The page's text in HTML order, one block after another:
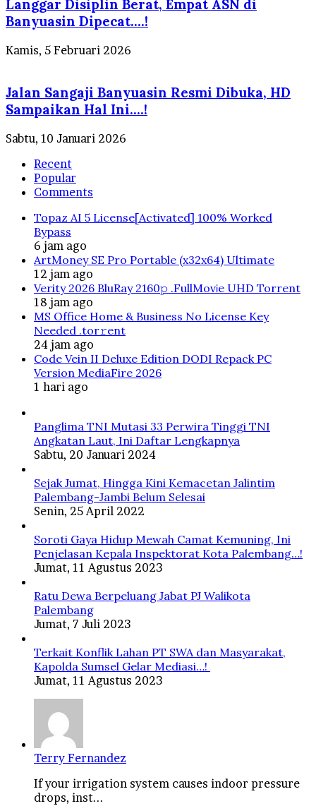
Langgar Disiplin Berat, Empat ASN di
Banyuasin Dipecat….!
Kamis, 5 Februari 2026
Jalan Sangaji Banyuasin Resmi Dibuka, HD
Sampaikan Hal Ini….!
Sabtu, 10 Januari 2026
Recent
Popular
Comments
Topaz AI 5 License[Activated] 100% Worked
Bypass
6 jam ago
ArtMoney SE Pro Portable (x32x64) Ultimate
12 jam ago
Verity 2026 BluRay 2160𝚙 .FullMov𝗂e UHD Torrent
18 jam ago
MS Office Home & Business No License Key
Needed .tоr𝚛еnt
24 jam ago
Code Vein II Deluxe Edition DODI Repack PC
Version MediaFire 2026
1 hari ago
Panglima TNI Mutasi 33 Perwira Tinggi TNI
Angkatan Laut, Ini Daftar Lengkapnya
Sabtu, 20 Januari 2024
Sejak Jumat, Hingga Kini Kemacetan Jalintim
Palembang-Jambi Belum Selesai
Senin, 25 April 2022
Soroti Gaya Hidup Mewah Camat Kemuning, Ini
Penjelasan Kepala Inspektorat Kota Palembang…!
Jumat, 11 Agustus 2023
Ratu Dewa Berpeluang Jabat PJ Walikota
Palembang
Jumat, 7 Juli 2023
Terkait Konflik Lahan PT SWA dan Masyarakat,
Kapolda Sumsel Gelar Mediasi…!
Jumat, 11 Agustus 2023
Terry Fernandez
If your irrigation system causes indoor pressure
drops, inst...